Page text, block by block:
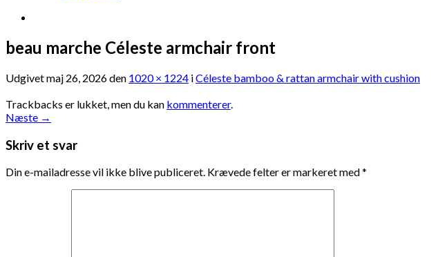
beau marche Céleste armchair front
Udgivetmaj 26, 2026den 1020 × 1224 iCéleste bamboo & rattan armchair with cushion
Trackbacks er lukket, men du kan kommenterer.
Næste →
Skriv et svar
Din e-mailadresse vil ikke blive publiceret. Krævede felter er markeret med*